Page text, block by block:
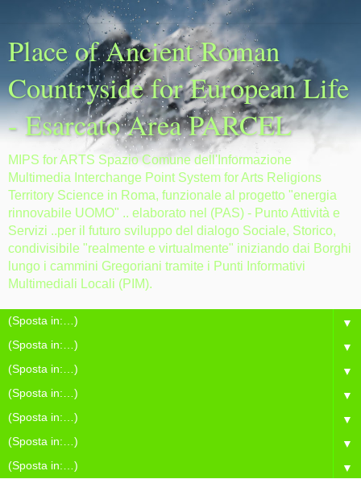
Place of Ancient Roman
Countryside for European Life
- Esarcato Area PARCEL
MIPS for ARTS Spazio Comune dell'Informazione
Multimedia Interchange Point System for Arts Religions
Territory Science in Roma, funzionale al progetto "energia
rinnovabile UOMO" .. elaborato nel (PAS) - Punto Attività e
Servizi ..per il futuro sviluppo del dialogo Sociale, Storico,
condivisibile "realmente e virtualmente" iniziando dai Borghi
lungo i cammini Gregoriani tramite i Punti Informativi
Multimediali Locali (PIM).
▼
▼
▼
▼
▼
▼
▼